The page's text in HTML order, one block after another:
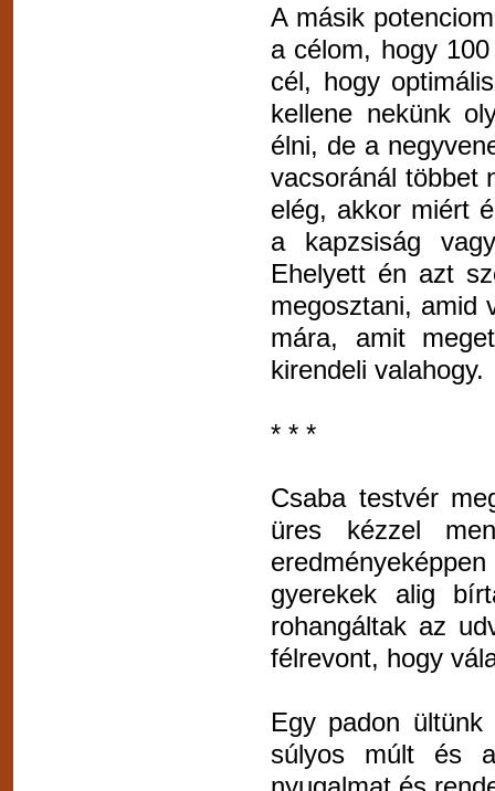
A másik
a célom, hogy
cél, hogy
kellene nekünk
élni, de a
vacsoránál többet
elég, akkor miért
a kapzsiság
Ehelyett én azt
megosztani, amid
mára, amit
kirendeli valahogy.
* * *
Csaba testvér
üres kézzel
gyerekek alig
rohangáltak az
félrevont, hogy
Egy padon ültünk
súlyos múlt és